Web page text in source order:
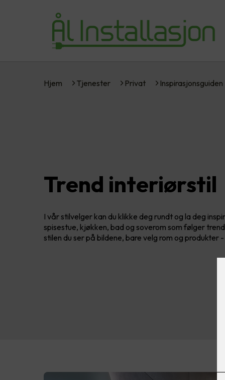
Hjem Tjenester Privat Inspirasjonsguiden
Trend interiørstil
I vår stilvelger kan du klikke deg rundt og la deg
spisestue, kjøkken, bad og soverom som følger
stilen du ser på bildene, bare velg rom og produkter